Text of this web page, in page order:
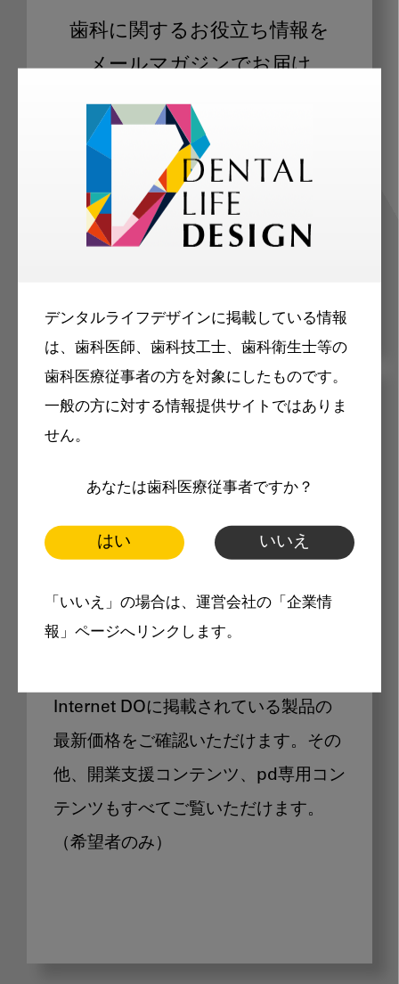
デンタルライフデザインに掲載している情報
は、歯科医師、歯科技工士、歯科衛生士等の
歯科医療従事者の方を対象にしたものです。
一般の方に対する情報提供サイトではありま
せん。
あなたは歯科医療従事者ですか？
はい いいえ
「いいえ」の場合は、運営会社の「企業情
報」ページへリンクします。
歯科に関するお役立ち情報を
メールマガジンでお届け
ご登録いただいた職種（歯科医師、歯
科衛生士、歯科技工士）に合わせた内
容のメールマガジンをお届けします。
メリット
製品価格も閲覧可能
Internet DOに掲載されている製品の
最新価格をご確認いただけます。その
他、開業支援コンテンツ、pd専用コン
テンツもすべてご覧いただけます。
（希望者のみ）